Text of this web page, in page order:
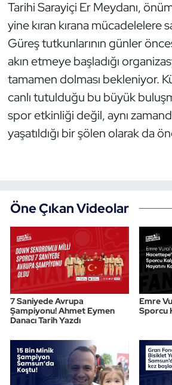
Tarihi Sarayiçi Er Meydanı,
yine kıran kırana mücadelelere
Güreş tutkunlarının günler
akın etmeye başladığı
tamamen dolması bekleniyor.
canlı tutulduğu bu büyük
spor etkinliği değil, aynı
yaşatıldığı bir şölen olarak da
Öne Çıkan Videolar
7 Saniyede Avrupa
Şampiyonu! Ahmet Eymen
Danacı Tarih Yazdı
Emre
Sporcu
Oryantiring
Özel Sporcular
Paralimpik
Ragbi
Satranç
Sualtı Sporları
Tenis
Triatlon
Voleybol
Vücut Geliştirme Fitness